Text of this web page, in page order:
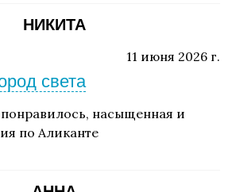
НИКИТА
11 июня 2026 г.
света
насыщенная и
по Аликанте